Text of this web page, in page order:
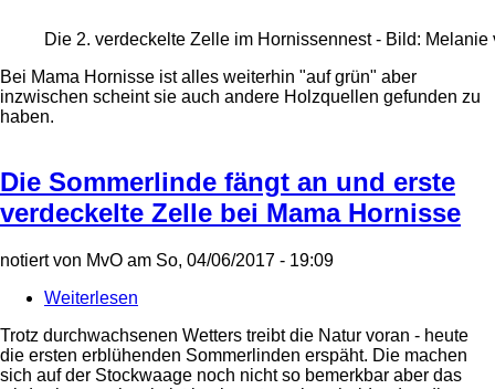
Die 2. verdeckelte Zelle im Hornissennest - Bild: Melanie
Bei Mama Hornisse ist alles weiterhin "auf grün" aber
inzwischen scheint sie auch andere Holzquellen gefunden zu
haben.
Die Sommerlinde fängt an und erste
verdeckelte Zelle bei Mama Hornisse
notiert von MvO am So, 04/06/2017 - 19:09
Weiterlesen
Sommerlinde
fängt
an
Trotz durchwachsenen Wetters treibt die Natur voran - heute
die ersten erblühenden Sommerlinden erspäht. Die machen
sich auf der Stockwaage noch nicht so bemerkbar aber das